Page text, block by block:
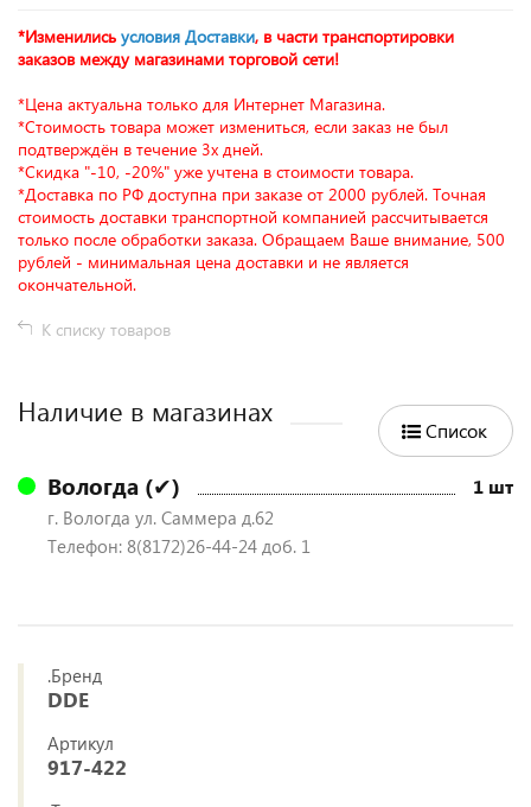
*Изменились условия Доставки, в части транспортировки
заказов между магазинами торговой сети!
*Цена актуальна только для Интернет Магазина.
*Стоимость товара может измениться, если заказ не был
подтверждён в течение 3х дней.
*Скидка "-10, -20%" уже учтена в стоимости товара.
*Доставка по РФ доступна при заказе от 2000 рублей. Точная
стоимость доставки транспортной компанией рассчитывается
только после обработки заказа. Обращаем Ваше внимание, 500
рублей - минимальная цена доставки и не является
окончательной.
К списку товаров
Наличие в магазинах
Список
Вологда (✔) 1 шт
г. Вологда ул. Саммера д.62
Телефон: 8(8172)26-44-24 доб. 1
.Бренд
DDE
Артикул
917-422